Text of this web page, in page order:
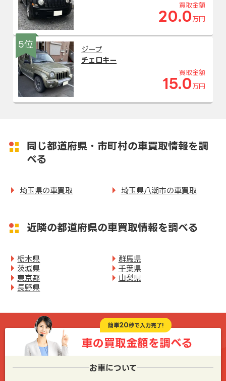
買取金額
20.0 万円
5位
ジープ
チェロキー
買取金額
15.0 万円
同じ都道府県・市町村の車買取情報を調
べる
埼玉県の車買取 埼玉県八潮市の車買取
近隣の都道府県の車買取情報を調べる
栃木県
群馬県
茨城県
千葉県
東京都
山梨県
長野県
簡単20秒で入力完了!
車の買取金額を調べる
お車について